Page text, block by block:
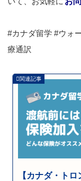
#カナダ留学 #ウォ
療通訳
【カナダ・ト